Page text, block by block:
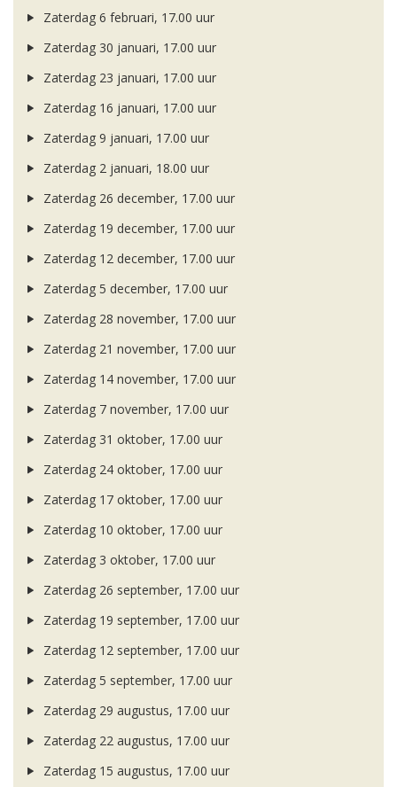
Zaterdag 6 februari, 17.00 uur
Zaterdag 30 januari, 17.00 uur
Zaterdag 23 januari, 17.00 uur
Zaterdag 16 januari, 17.00 uur
Zaterdag 9 januari, 17.00 uur
Zaterdag 2 januari, 18.00 uur
Zaterdag 26 december, 17.00 uur
Zaterdag 19 december, 17.00 uur
Zaterdag 12 december, 17.00 uur
Zaterdag 5 december, 17.00 uur
Zaterdag 28 november, 17.00 uur
Zaterdag 21 november, 17.00 uur
Zaterdag 14 november, 17.00 uur
Zaterdag 7 november, 17.00 uur
Zaterdag 31 oktober, 17.00 uur
Zaterdag 24 oktober, 17.00 uur
Zaterdag 17 oktober, 17.00 uur
Zaterdag 10 oktober, 17.00 uur
Zaterdag 3 oktober, 17.00 uur
Zaterdag 26 september, 17.00 uur
Zaterdag 19 september, 17.00 uur
Zaterdag 12 september, 17.00 uur
Zaterdag 5 september, 17.00 uur
Zaterdag 29 augustus, 17.00 uur
Zaterdag 22 augustus, 17.00 uur
Zaterdag 15 augustus, 17.00 uur